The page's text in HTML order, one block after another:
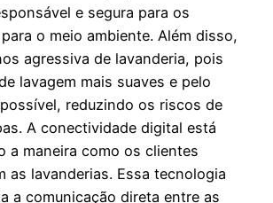
e segura para os
o meio ambiente. Além disso,
agressiva de lavanderia, pois
lavagem mais suaves e pelo
reduzindo os riscos de
A conectividade digital está
a maneira como os clientes
as lavanderias. Essa tecnologia
a comunicação direta entre as